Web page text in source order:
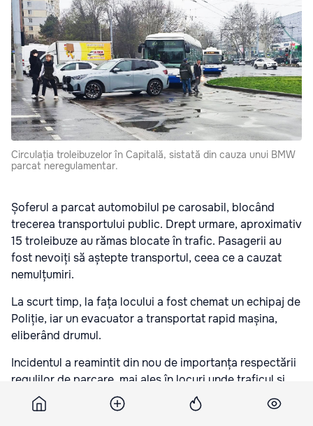
Circulația troleibuzelor în Capitală, sistată din cauza unui BMW
parcat neregulamentar.
Șoferul a parcat automobilul pe carosabil, blocând
trecerea transportului public. Drept urmare, aproximativ
15 troleibuze au rămas blocate în trafic. Pasagerii au
fost nevoiți să aștepte transportul, ceea ce a cauzat
nemulțumiri.
La scurt timp, la fața locului a fost chemat un echipaj de
Poliție, iar un evacuator a transportat rapid mașina,
eliberând drumul.
Incidentul a reamintit din nou de importanța respectării
regulilor de parcare, mai ales în locuri unde traficul și
activitatea transportului public pot fi îngreunate.